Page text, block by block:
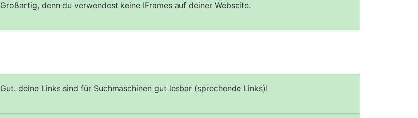
Großartig, denn du verwendest keine IFrames auf deiner Webseite.
Gut. deine Links sind für Suchmaschinen gut lesbar (sprechende Links)!